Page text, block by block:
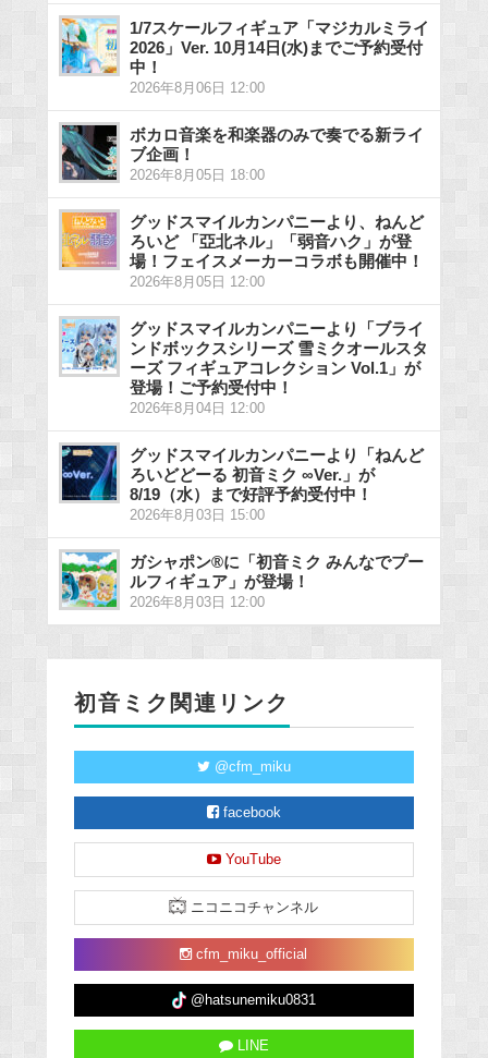
1/7スケールフィギュア「マジカルミライ
2026」Ver. 10月14日(水)までご予約受付
中！
2026年8月06日 12:00
ボカロ音楽を和楽器のみで奏でる新ライ
ブ企画！
2026年8月05日 18:00
グッドスマイルカンパニーより、ねんど
ろいど 「亞北ネル」「弱音ハク」が登
場！フェイスメーカーコラボも開催中！
2026年8月05日 12:00
グッドスマイルカンパニーより「ブライ
ンドボックスシリーズ 雪ミクオールスタ
ーズ フィギュアコレクション Vol.1」が
登場！ご予約受付中！
2026年8月04日 12:00
グッドスマイルカンパニーより「ねんど
ろいどどーる 初音ミク ∞Ver.」が
8/19（水）まで好評予約受付中！
2026年8月03日 15:00
ガシャポン®に「初音ミク みんなでプー
ルフィギュア」が登場！
2026年8月03日 12:00
初音ミク関連リンク
@cfm_miku
facebook
YouTube
ニコニコチャンネル
cfm_miku_official
@hatsunemiku0831
LINE